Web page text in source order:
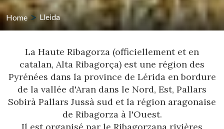
Home Lleida
La Haute Ribagorza (officiellement et en
catalan, Alta Ribagorça) est une région des
Pyrénées dans la province de Lérida en bordure
de la vallée d'Aran dans le Nord, Est, Pallars
Sobirà Pallars Jussà sud et la région aragonaise
de Ribagorza à l'Ouest.
Il est organisé par le Ribagorzana rivières